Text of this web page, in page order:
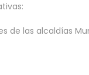
de las alcaldías